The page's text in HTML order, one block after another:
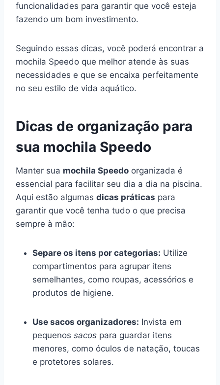
funcionalidades para garantir que você esteja
fazendo um bom investimento.
Seguindo essas dicas, você poderá encontrar a
mochila Speedo que melhor atende às suas
necessidades e que se encaixa perfeitamente
no seu estilo de vida aquático.
Dicas de organização para
sua mochila Speedo
Manter sua mochila Speedo organizada é
essencial para facilitar seu dia a dia na piscina.
Aqui estão algumas dicas práticas para
garantir que você tenha tudo o que precisa
sempre à mão:
Separe os itens por categorias: Utilize
compartimentos para agrupar itens
semelhantes, como roupas, acessórios e
produtos de higiene.
Use sacos organizadores: Invista em
pequenos sacos para guardar itens
menores, como óculos de natação, toucas
e protetores solares.